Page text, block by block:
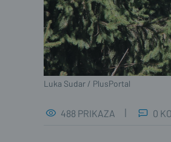
Luka Sudar / PlusPortal
488 PRIKAZA 0